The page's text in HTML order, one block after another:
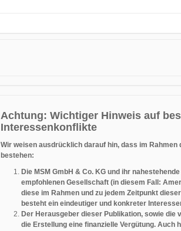
Achtung: Wichtiger Hinweis auf
Interessenkonflikte
Wir weisen ausdrücklich darauf hin, dass im
bestehen:
Die MSM GmbH & Co. KG und ihr
empfohlenen Gesellschaft (in diesem Fall:
diese im Rahmen und zu jedem Zeitpunkt
besteht ein eindeutiger und konkreter
Der Herausgeber dieser Publikation, sowie
die Erstellung eine finanzielle Vergütung. Auch